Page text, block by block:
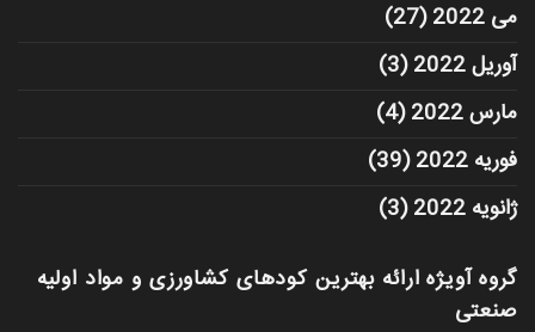
می 2022
(27)
آوریل 2022
(3)
مارس 2022
(4)
فوریه 2022
(39)
ژانویه 2022
(3)
گروه آویژه ارائه بهترین کودهای کشاورزی و مواد اولیه
صنعتی